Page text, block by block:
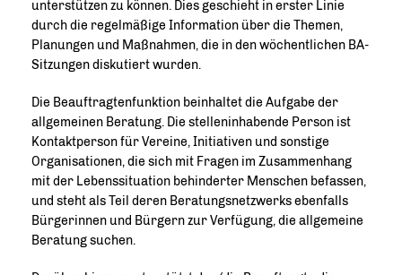
unterstützen zu können. Dies geschieht in erster Linie
durch die regelmäßige Information über die Themen,
Planungen und Maßnahmen, die in den wöchentlichen BA-
Sitzungen diskutiert wurden.
Die Beauftragtenfunktion beinhaltet die Aufgabe der
allgemeinen Beratung. Die stelleninhabende Person ist
Kontaktperson für Vereine, Initiativen und sonstige
Organisationen, die sich mit Fragen im Zusammenhang
mit der Lebenssituation behinderter Menschen befassen,
und steht als Teil deren Beratungsnetzwerks ebenfalls
Bürgerinnen und Bürgern zur Verfügung, die allgemeine
Beratung suchen.